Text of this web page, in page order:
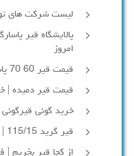
لیست شرکت های
امروز
قیمت قیر 60 70 پاسارگاد
قیمت قیر دمیده |
خرید گونی قیرگونی |
قیر گرید 115/15 | خرید و قیمت روز
از کجا قیر بخریم | فروش قیر 60 70